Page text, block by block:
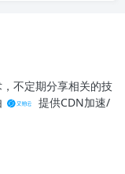
不定期分享相关的技
提供CDN加速/